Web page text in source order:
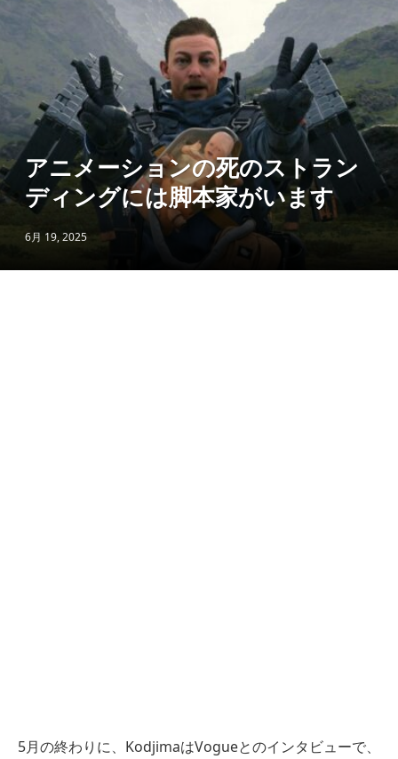
アニメーションの死のストラン
ディングには脚本家がいます
6月 19, 2025
5月の終わりに、KodjimaはVogueとのインタビューで、